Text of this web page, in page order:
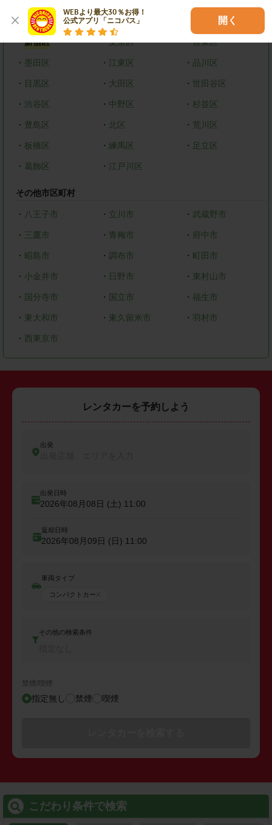
WEBより最大30％お得！
公式アプリ「ニコパス」
開く
23区
・新宿区 ・文京区 ・台東区
・ 墨田区 ・ 江東区 ・ 品川区
・ 目黒区 ・ 大田区 ・世田谷区
・ 渋谷区 ・ 中野区 ・杉並区
・ 豊島区 ・ 北区 ・ 荒川区
・ 板橋区 ・ 練馬区 ・ 足立区
・ 葛飾区 ・ 江戸川区
その他市区町村
・ 八王子市 ・ 立川市 ・ 武蔵野市
・ 三鷹市 ・ 青梅市 ・ 府中市
・ 昭島市 ・ 調布市 ・ 町田市
・ 小金井市 ・ 日野市 ・ 東村山市
・ 国分寺市 ・ 国立市 ・ 福生市
・ 東大和市 ・ 東久留米市 ・羽村市
・ 西東京市
レンタカーを予約しよう
出発
出発日時
2026年08月08日 (土) 11:00
返却日時
2026年08月09日 (日) 11:00
車両タイプ
コンパクトカー
その他の検索条件
禁煙/喫煙
指定無し 禁煙 喫煙
こだわり条件で検索